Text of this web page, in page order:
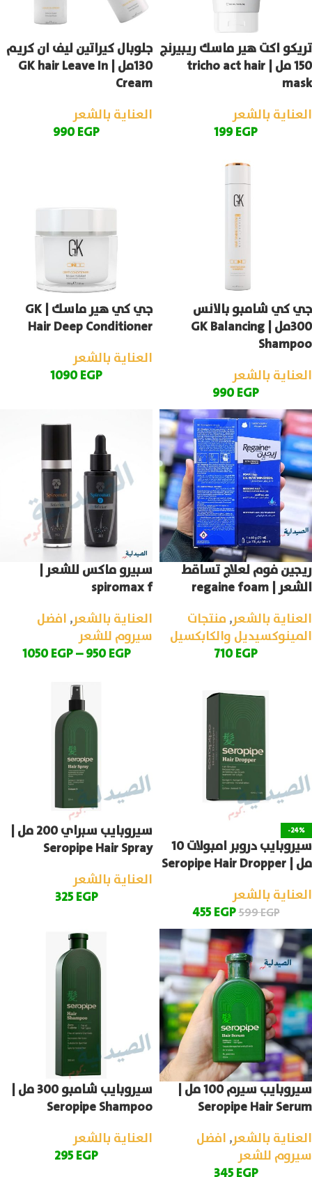
تريكو اكت هير ماسك ريبيرنج
150 مل | tricho act hair
mask
العناية بالشعر
199EGP
جلوبال كيراتين ليف ان كريم
130مل | GK hair Leave In
Cream
العناية بالشعر
990EGP
جي كي شامبو بالانس
300مل | GK Balancing
Shampoo
العناية بالشعر
990EGP
جي كي هير ماسك | GK
Hair Deep Conditioner
العناية بالشعر
1090EGP
ريجين فوم لعلاج تساقط
الشعر | regaine foam
العناية بالشعر, منتجات
المينوكسيديل والكابكسيل
710EGP
سبيرو ماكس للشعر |
spiromax f
العناية بالشعر, افضل
سيروم للشعر
950EGP
–
1050EGP
-24%
سيروبايب دروبر امبولات 10
مل | Seropipe Hair Dropper
العناية بالشعر
599EGP
455EGP
سيروبايب سبراي 200 مل |
Seropipe Hair Spray
العناية بالشعر
325EGP
سيروبايب سيرم 100 مل |
Seropipe Hair Serum
العناية بالشعر, افضل
سيروم للشعر
سيروبايب شامبو 300 مل |
Seropipe Shampoo
العناية بالشعر
295EGP